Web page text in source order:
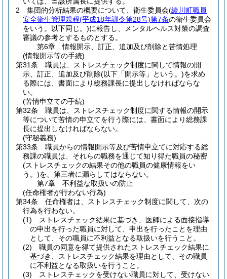
2
集団的分析結果の概要について、衛生委員会(綾川町職員
安全衛生管理規程(平成18年訓令第28号)第7条の衛生委員会
をいう。以下同じ。)に報告し、メンタルヘルス対策の調査
審議の参考とするものとする。
第6章
情報開示、訂正、追加及び削除と苦情処理
(情報開示等の手続)
第31条
職員は、ストレスチェック制度に関して情報の開
示、訂正、追加及び削除(以下「開示等」という。)を求め
る際には、書面により総務課長に提出しなければならな
い。
(苦情申立ての手続)
第32条
職員は、ストレスチェック制度に関する情報の開示
等について苦情の申立てを行う際には、書面により総務課
長に提出しなければならない。
(守秘義務)
第33条
職員からの情報開示等及び苦情申立てに対応する総
務課の職員は、それらの職務を通じて知り得た職員の秘密
(ストレスチェックの結果その他の職員の健康情報をい
う。)を、第三者に漏らしてはならない。
第7章
不利益な取扱いの防止
(任命権者が行わない行為)
第34条
任命権者は、ストレスチェック制度に関して、次の
行為を行わない。
(1)
ストレスチェック結果に基づき、医師による面接指導
の申出を行った職員に対して、申出を行ったことを理由
として、その職員に不利益となる取扱いを行うこと。
(2)
職員の同意を得て提供されたストレスチェック結果に
基づき、ストレスチェック結果を理由として、その職員
に不利益となる取扱いを行うこと。
(3)
ストレスチェックを受けない職員に対して、受けない